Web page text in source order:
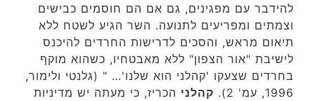
להידבר עם מפגינים, גם אם הם חוסמים כבישים
וצמתים ומפריעים לתנועה. השר הגיע לשטח ללא
תיאום מראש, והסכים לדרישות החרדים להיכנס
לישיבת "אור הצפון" ללא מאבטחיו, כשהוא מוקף
בחרדים שצעקו 'קהלני הוא שלנו'… " (גלנטי ולימור,
1996, עמ' 2).
קהלני הכריז, כי מעתה יש מדיניות